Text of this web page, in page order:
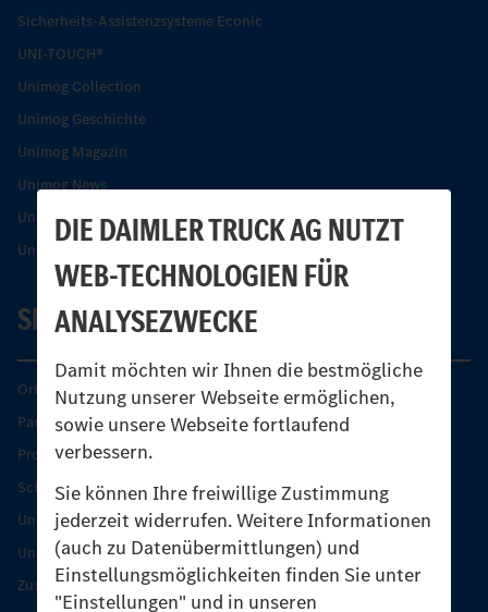
DIE DAIMLER TRUCK AG NUTZT
WEB-TECHNOLOGIEN FÜR
ANALYSEZWECKE
Damit möchten wir Ihnen die bestmögliche
Nutzung unserer Webseite ermöglichen,
sowie unsere Webseite fortlaufend
verbessern.
Sie können Ihre freiwillige Zustimmung
jederzeit widerrufen. Weitere Informationen
(auch zu Datenübermittlungen) und
Einstellungsmöglichkeiten finden Sie unter
"Einstellungen" und in unseren
Sicherheits-Assistenzsysteme Econic
UNI-TOUCH®
Unimog Collection
Unimog Geschichte
Unimog Magazin
Unimog News
Unimog Partner-Portal
Unimog Sicherheit
SERVICE
Original-Teile
Partner finden
Produkt-Highlights
Schutz und Werterhalt
Unimog Serviceangebot
Unimog Servicetage
Zusatzleistungen